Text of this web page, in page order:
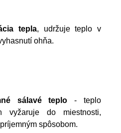
tepla, udržuje teplo v
ohňa.
sálavé teplo - teplo
vyžaruje do miestnosti,
spôsobom.